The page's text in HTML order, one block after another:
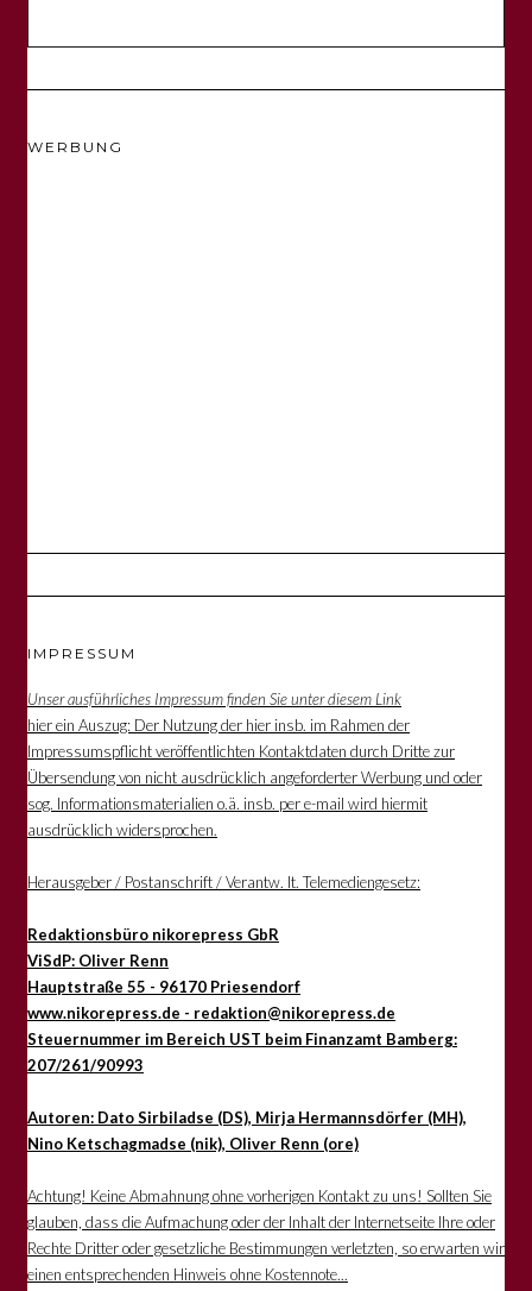
WERBUNG
IMPRESSUM
Unser ausführliches Impressum finden Sie unter diesem Link
hier ein Auszug: Der Nutzung der hier insb. im Rahmen der
Impressumspflicht veröffentlichten Kontaktdaten durch Dritte zur
Übersendung von nicht ausdrücklich angeforderter Werbung und oder
sog. Informationsmaterialien o.ä. insb. per e-mail wird hiermit
ausdrücklich widersprochen.
Herausgeber / Postanschrift / Verantw. lt. Telemediengesetz:
Redaktionsbüro nikorepress GbR
ViSdP: Oliver Renn
Hauptstraße 55 - 96170 Priesendorf
www.nikorepress.de - redaktion@nikorepress.de
Steuernummer im Bereich UST beim Finanzamt Bamberg:
207/261/90993
Autoren: Dato Sirbiladse (DS), Mirja Hermannsdörfer (MH),
Nino Ketschagmadse (nik), Oliver Renn (ore)
Achtung! Keine Abmahnung ohne vorherigen Kontakt zu uns! Sollten Sie
glauben, dass die Aufmachung oder der Inhalt der Internetseite Ihre oder
Rechte Dritter oder gesetzliche Bestimmungen verletzten, so erwarten wir
einen entsprechenden Hinweis ohne Kostennote...